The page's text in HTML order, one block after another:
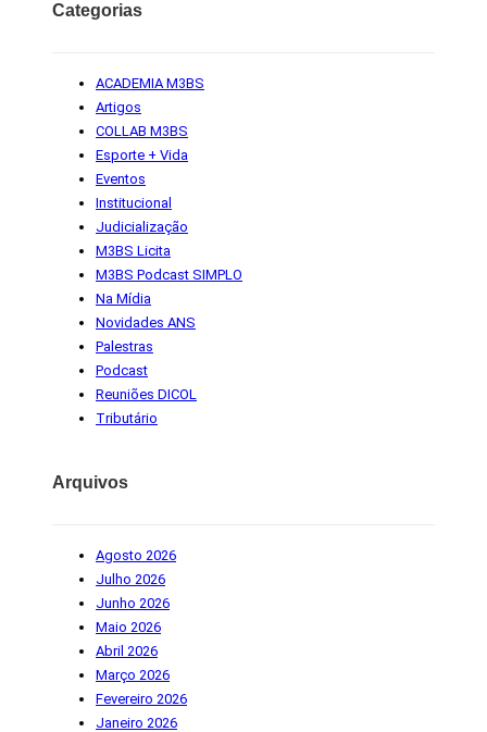
Categorias
ACADEMIA M3BS
Artigos
COLLAB M3BS
Esporte + Vida
Eventos
Institucional
Judicialização
M3BS Licita
M3BS Podcast SIMPLO
Na Mídia
Novidades ANS
Palestras
Podcast
Reuniões DICOL
Tributário
Arquivos
Agosto 2026
Julho 2026
Junho 2026
Maio 2026
Abril 2026
Março 2026
Fevereiro 2026
Janeiro 2026